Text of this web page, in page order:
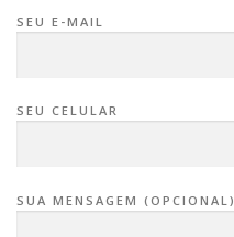
SEU E-MAIL
SEU CELULAR
SUA MENSAGEM (OPCIONAL)